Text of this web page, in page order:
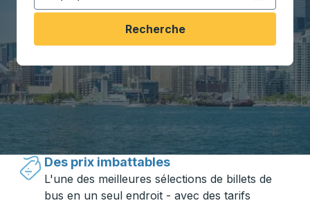
Recherche
Voyager en toute simplicité avec
Trailways
Des prix imbattables
L'une des meilleures sélections de billets de
bus en un seul endroit - avec des tarifs